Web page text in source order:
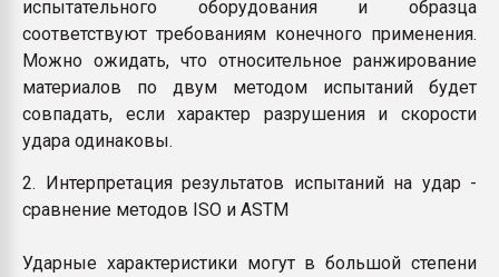
испытательного оборудования и образца
соответствуют требованиям конечного применения.
Можно ожидать, что относительное ранжирование
материалов по двум методом испытаний будет
совпадать, если характер разрушения и скорости
удара одинаковы.
2. Интерпретация результатов испытаний на удар -
сравнение методов ISO и ASTM
Ударные характеристики могут в большой степени